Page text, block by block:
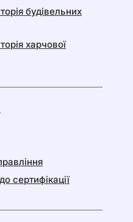
будівельних
харчової
сертифікації